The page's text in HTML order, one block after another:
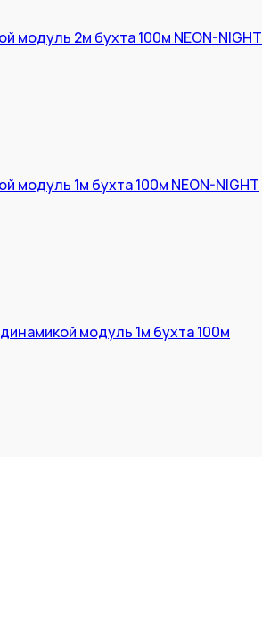
модуль 2м бухта 100м NEON-NIGHT
модуль 1м бухта 100м NEON-NIGHT
модуль 1м бухта 100м